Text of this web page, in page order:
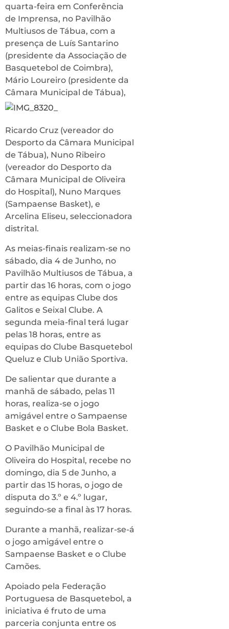
quarta-feira em Conferência
de Imprensa, no Pavilhão
Multiusos de Tábua, com a
presença de Luís Santarino
(presidente da Associação de
Basquetebol de Coimbra),
Mário Loureiro (presidente da
Câmara Municipal de Tábua),
Ricardo Cruz (vereador do
Desporto da Câmara Municipal
de Tábua), Nuno Ribeiro
(vereador do Desporto da
Câmara Municipal de Oliveira
do Hospital), Nuno Marques
(Sampaense Basket), e
Arcelina Eliseu, seleccionadora
distrital.
As meias-finais realizam-se no
sábado, dia 4 de Junho, no
Pavilhão Multiusos de Tábua, a
partir das 16 horas, com o jogo
entre as equipas Clube dos
Galitos e Seixal Clube. A
segunda meia-final terá lugar
pelas 18 horas, entre as
equipas do Clube Basquetebol
Queluz e Club União Sportiva.
De salientar que durante a
manhã de sábado, pelas 11
horas, realiza-se o jogo
amigável entre o Sampaense
Basket e o Clube Bola Basket.
O Pavilhão Municipal de
Oliveira do Hospital, recebe no
domingo, dia 5 de Junho, a
partir das 15 horas, o jogo de
disputa do 3.º e 4.º lugar,
seguindo-se a final às 17 horas.
Durante a manhã, realizar-se-á
o jogo amigável entre o
Sampaense Basket e o Clube
Camões.
Apoiado pela Federação
Portuguesa de Basquetebol, a
iniciativa é fruto de uma
parceria conjunta entre os